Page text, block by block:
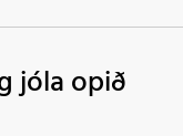
jóla opið